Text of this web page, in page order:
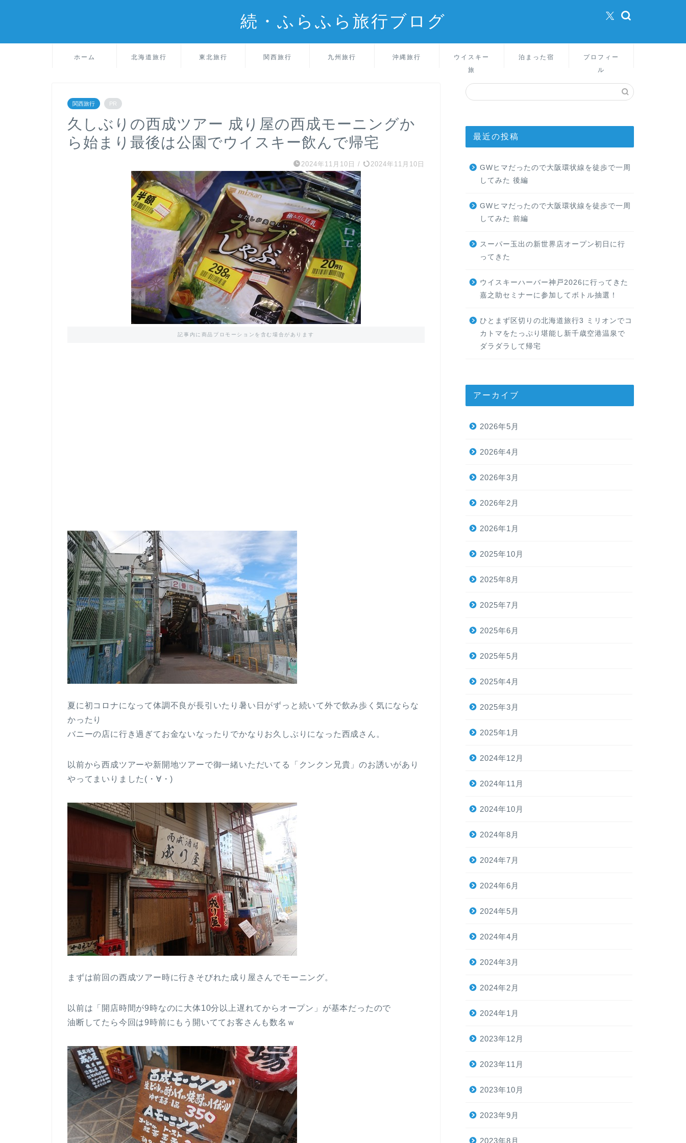
続・ふらふら旅行ブログ
ホーム 北海道旅行 東北旅行 関西旅行 九州旅行 沖縄旅行
ウイスキー
旅
泊まった宿
プロフィー
ル
関西旅行 PR
久しぶりの西成ツアー 成り屋の西成モーニングか
ら始まり最後は公園でウイスキー飲んで帰宅
2024年11月10日 / 2024年11月10日
記事内に商品プロモーションを含む場合があります
夏に初コロナになって体調不良が長引いたり暑い日がずっと続いて外で飲み歩く気にならな
かったり
バニーの店に行き過ぎてお金ないなったりでかなりお久しぶりになった西成さん。
以前から西成ツアーや新開地ツアーで御一緒いただいてる「クンクン兄貴」のお誘いがあり
やってまいりました(・∀・)
まずは前回の西成ツアー時に行きそびれた成り屋さんでモーニング。
以前は「開店時間が9時なのに大体10分以上遅れてからオープン」が基本だったので
油断してたら今回は9時前にもう開いててお客さんも数名ｗ
最近の投稿
GWヒマだったので大阪環状線を徒歩で一周
してみた 後編
GWヒマだったので大阪環状線を徒歩で一周
してみた 前編
スーパー玉出の新世界店オープン初日に行
ってきた
ウイスキーハーバー神戸2026に行ってきた
嘉之助セミナーに参加してボトル抽選！
ひとまず区切りの北海道旅行3 ミリオンでコ
カトマをたっぷり堪能し新千歳空港温泉で
ダラダラして帰宅
アーカイブ
2026年5月
2026年4月
2026年3月
2026年2月
2026年1月
2025年10月
2025年8月
2025年7月
2025年6月
2025年5月
2025年4月
2025年3月
2025年1月
2024年12月
2024年11月
2024年10月
2024年8月
2024年7月
2024年6月
2024年5月
2024年4月
2024年3月
2024年2月
2024年1月
2023年12月
2023年11月
2023年10月
2023年9月
2023年8月